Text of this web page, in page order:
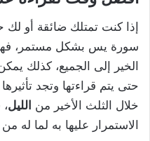
إذا كنت تمتلك ضائقة أو
سورة يس بشكل مستمر،
الخير إلى الجميع، كذلك
حتى يتم قراءتها وتجد
خلال الثلث الأخير من الليل
الاستمرار عليها به لما له